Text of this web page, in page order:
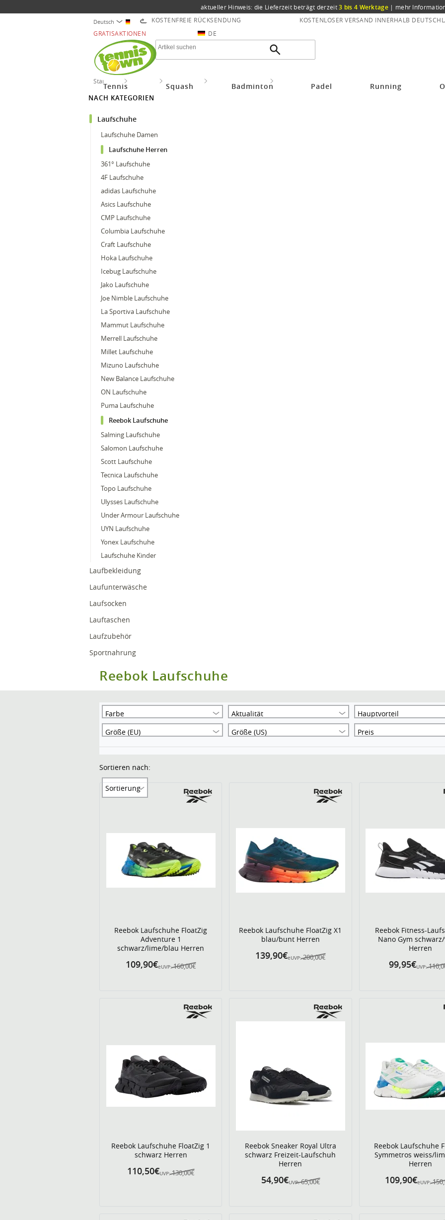
aktueller Hinweis: die Lieferzeit beträgt derzeit3 bis 4 Werktage | mehr
Deutsch KOSTENFREIE RÜCKSENDUNG
KOSTENLOSER VERSAND INNERHALB
GRATISAKTIONEN
DE
Tennis Squash Badminton Padel Running
Startseite
NACH KATEGORIEN
Laufschuhe
Laufschuhe Damen
Laufschuhe Herren
361° Laufschuhe
4F Laufschuhe
adidas Laufschuhe
Asics Laufschuhe
CMP Laufschuhe
Columbia Laufschuhe
Craft Laufschuhe
Hoka Laufschuhe
Icebug Laufschuhe
Jako Laufschuhe
Joe Nimble Laufschuhe
La Sportiva Laufschuhe
Mammut Laufschuhe
Merrell Laufschuhe
Millet Laufschuhe
Mizuno Laufschuhe
New Balance Laufschuhe
ON Laufschuhe
Puma Laufschuhe
Reebok Laufschuhe
Salming Laufschuhe
Salomon Laufschuhe
Scott Laufschuhe
Tecnica Laufschuhe
Topo Laufschuhe
Ulysses Laufschuhe
Under Armour Laufschuhe
UYN Laufschuhe
Yonex Laufschuhe
Laufschuhe Kinder
Laufbekleidung
Laufunterwäsche
Laufsocken
Lauftaschen
Laufzubehör
Sportnahrung
Reebok Laufschuhe
Farbe Aktualität
Hauptvorteil
Größe (EU)
Größe (US) Preis
Sortieren nach:
Sortierung
Reebok Laufschuhe FloatZig
Adventure 1
schwarz/lime/blau Herren
eUVP: 160,00€
109,90€
Reebok Laufschuhe FloatZig X1
blau/bunt Herren
eUVP: 200,00€
139,90€
Reebok Fitness-
Nano Gym
Herren
UVP:
99,95€
Reebok Laufschuhe FloatZig 1
schwarz Herren
UVP: 130,00€
110,50€
Reebok Sneaker Royal Ultra
schwarz Freizeit-Laufschuh
Herren
UVP: 65,00€
54,90€
Reebok Laufschuhe
Symmetros weiss/
Herren
eUVP:
109,90€